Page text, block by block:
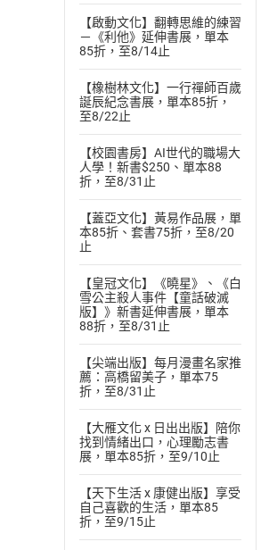
【啟動文化】翻轉思維的練習
－《利他》延伸書展，單本
85折，至8/14止
【橡樹林文化】一行禪師百歲
誕辰紀念書展，單本85折，
至8/22止
【校園書房】AI世代的職場大
人學！新書$250、單本88
折，至8/31止
【蓋亞文化】黃易作品展，單
本85折、套書75折，至8/20
止
【皇冠文化】《曉星》、《白
雪公主殺人事件【童話破滅
版】》新書延伸書展，單本
88折，至8/31止
【尖端出版】每月漫畫名家推
薦：高橋留美子，單本75
折，至8/31止
【大雁文化 x 日出出版】陪你
找到情緒出口，心理勵志書
展，單本85折，至9/10止
【天下生活 x 康健出版】享受
自己喜歡的生活，單本85
折，至9/15止